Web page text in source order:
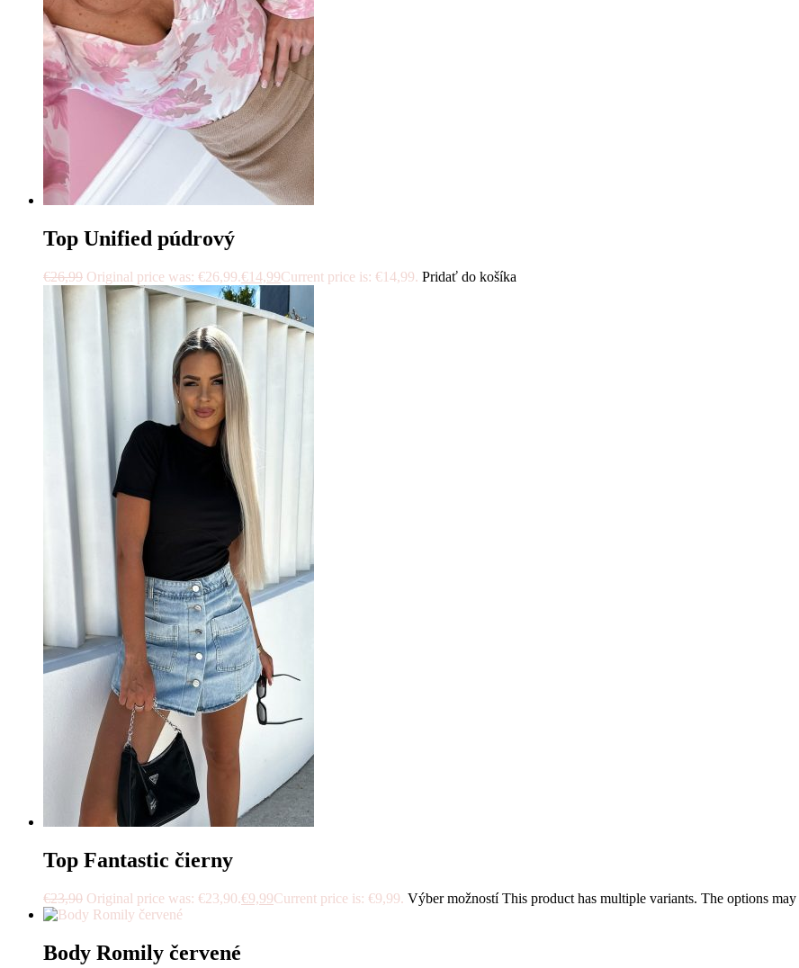
Top Unified púdrový
€26,99 Original price was: €26,99.€14,99Current price is: €14,99. Pridať do košíka
Top Fantastic čierny
€23,90 Original price was: €23,90.€9,99Current price is: €9,99. Výber možností This product has multiple variants. The options
Body Romily červené